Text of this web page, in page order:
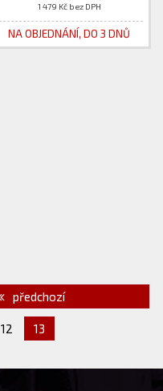
1 479 Kč bez DPH
NA OBJEDNÁNÍ, DO 3 DNŮ
předchozí
12 13